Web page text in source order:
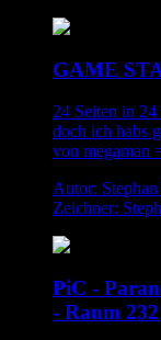
GAME
24 Seiten in
doch ich habs
von megaman
Autor:
Zeichner:
PiC -
- Raum 232